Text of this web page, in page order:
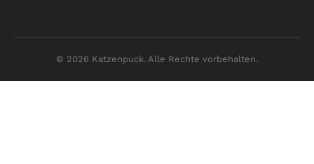
© 2026 Katzenpuck. Alle Rechte vorbehalten.